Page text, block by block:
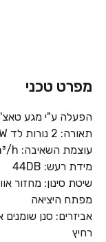
מפרט טכני
הפעלה ע"י מגע טאצ'
תאורה: 2 נורות לד 3W
עוצמת השאיבה: 900m³/h
מידת רעש: 44DB
שיטת סינון: מחזור
מפתח היציאה
אביזרים: סנן שומנים
רחיץ